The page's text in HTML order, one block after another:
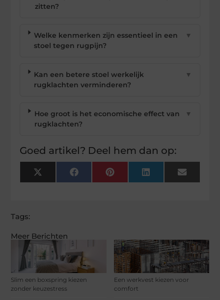
Meer Berichten
Slim een boxspring kiezen
zonder keuzestress
Een werkvest kiezen voor
comfort
zitten?
Welke kenmerken zijn essentieel in een
stoel tegen rugpijn?
▼
Kan een betere stoel werkelijk
rugklachten verminderen?
▼
Hoe groot is het economische effect van
rugklachten?
▼
Goed artikel? Deel hem dan op:
X
(Twitter)
FacebookPinterest LinkedIn Email
Tags: